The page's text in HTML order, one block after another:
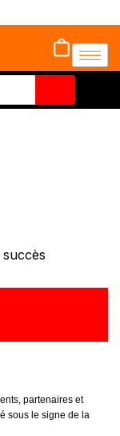
partenaires et
sous le signe de la